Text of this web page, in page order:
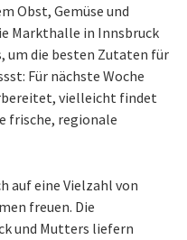
Obst, Gemüse und
Markthalle in Innsbruck
um die besten Zutaten für
Für nächste Woche
vielleicht findet
frische, regionale
auf eine Vielzahl von
freuen. Die
und Mutters liefern